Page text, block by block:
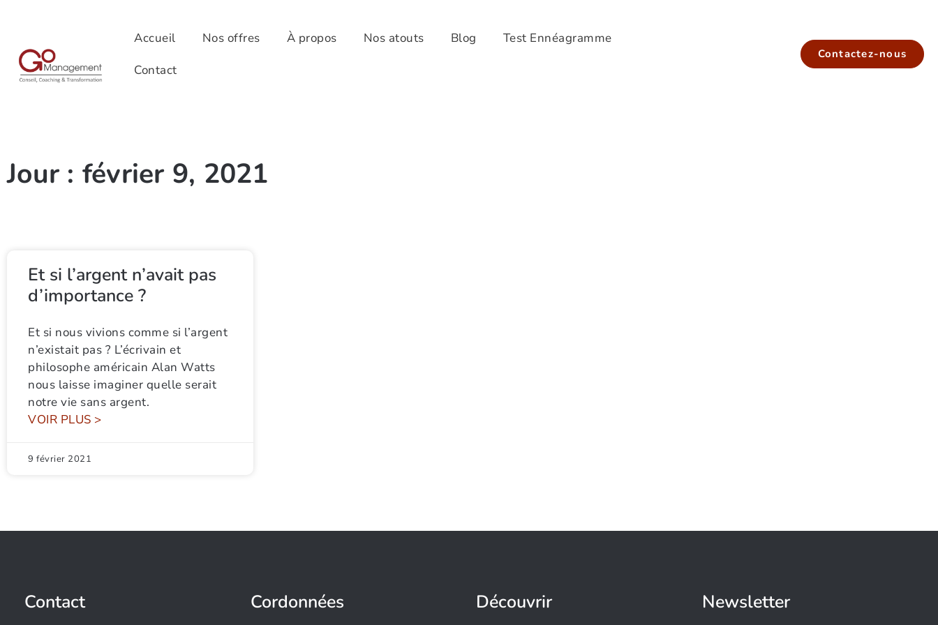
Accueil Nos offres À propos Nos atouts Blog
Test Ennéagramme
Contact
Contactez-nous
Jour : février 9, 2021
Et si l’argent n’avait pas
d’importance ?
Et si nous vivions comme si l’argent
n’existait pas ? L’écrivain et
philosophe américain Alan Watts
nous laisse imaginer quelle serait
notre vie sans argent.
VOIR PLUS >
9 février 2021
Contact Cordonnées Découvrir Newsletter